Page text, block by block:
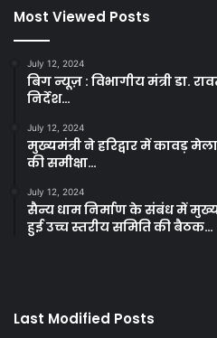
Most Viewed Posts
July 12, 2024
बिग न्यूज़ : विभागीय मंत्री डा.
निर्देश…
July 12, 2024
मुख्यमंत्री ने हरिद्वार में कावड़
की समीक्षा…
July 12, 2024
सैन्य धाम निर्माण के संबंध में
हुई उच्च स्तरीय समिति की बैठक…
Last Modified Posts